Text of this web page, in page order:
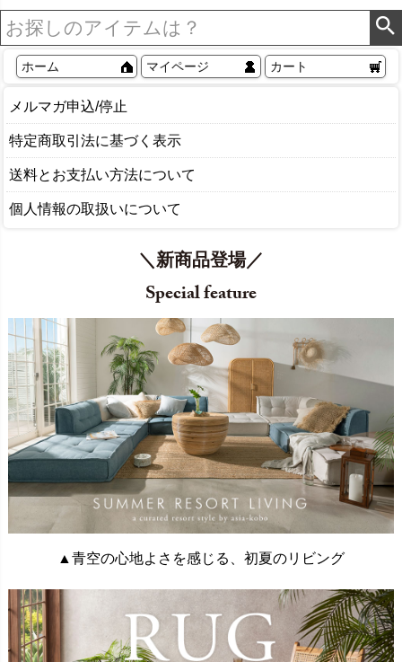
ホーム マイページ カート
メルマガ申込/停止
特定商取引法に基づく表示
送料とお支払い方法について
個人情報の取扱いについて
＼新商品登場／
Special feature
▲青空の心地よさを感じる、初夏のリビング